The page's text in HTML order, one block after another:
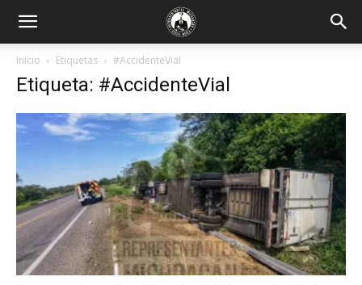
Inicio Etiquetas #AccidenteVial
Etiqueta: #AccidenteVial